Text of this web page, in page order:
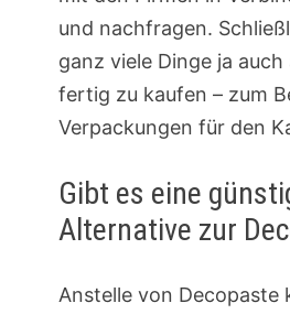
und nachfragen.
ganz viele Dinge ja
fertig zu kaufen – zum
Verpackungen für den
Gibt es eine
Alternative zur
Anstelle von Decopaste